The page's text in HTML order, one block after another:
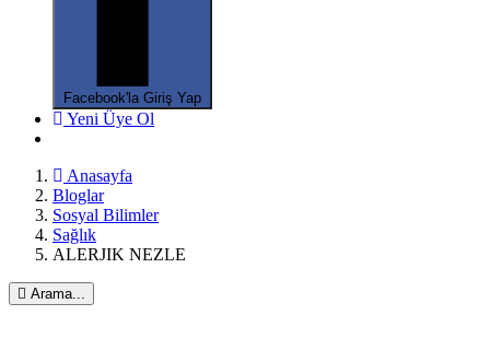
Facebook'la Giriş Yap
Yeni Üye Ol
Anasayfa
Bloglar
Sosyal Bilimler
Sağlık
ALERJIK NEZLE
Arama...
*